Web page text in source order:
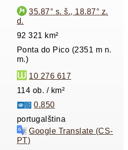
35.87° s. š., 18.87° z.
d.
92 321 km²
Ponta do Pico (2351 m n.
m.)
10 276 617
114 ob. / km²
0.850
portugalština
Google Translate (CS-
PT)